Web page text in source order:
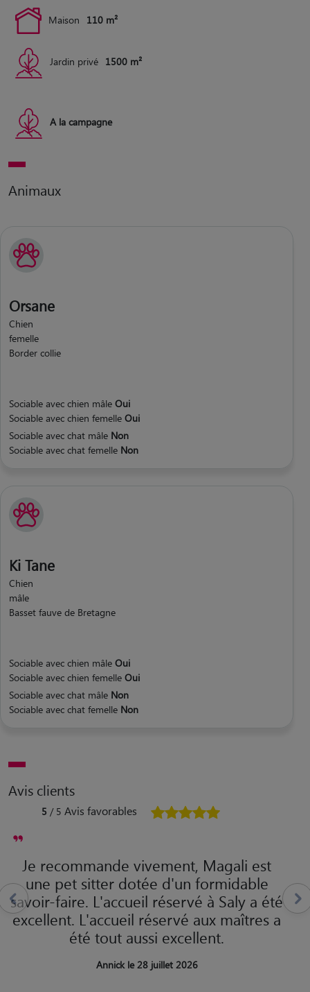
Maison 110 m²
Jardin privé 1500 m²
A la campagne
Animaux
Orsane
Chien
femelle
Border collie
Sociable avec chien mâle Oui
Sociable avec chien femelle Oui
Sociable avec chat mâle Non
Sociable avec chat femelle Non
Ki Tane
Chien
mâle
Basset fauve de Bretagne
Sociable avec chien mâle Oui
Sociable avec chien femelle Oui
Sociable avec chat mâle Non
Sociable avec chat femelle Non
Avis clients
5 / 5 Avis favorables
Je recommande vivement, Magali est
une pet sitter dotée d'un formidable
savoir-faire. L'accueil réservé à Saly a été
excellent. L'accueil réservé aux maîtres a
été tout aussi excellent.
Annick le 28 juillet 2026